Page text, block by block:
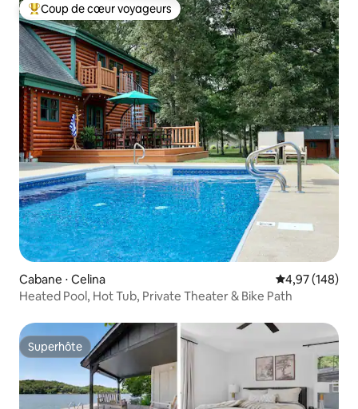
Coups de cœur voyageurs les plus appréciés
Coup de cœur voyageurs
Cabane ⋅ Celina Évaluation
4,97 (148)
Heated Pool, Hot Tub, Private Theater & Bike Path
Superhôte
Superhôte